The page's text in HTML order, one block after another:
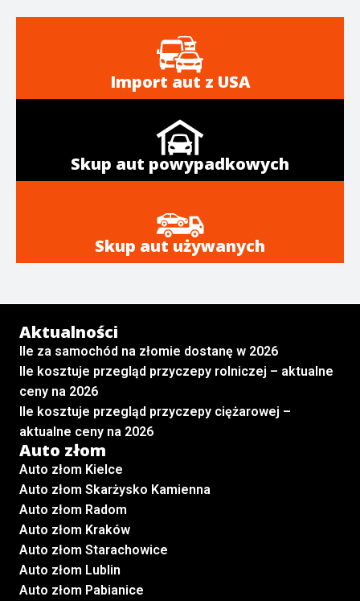
Import aut z USA
Skup aut powypadkowych
Skup aut używanych
Aktualności
Ile za samochód na złomie dostanę w 2026
Ile kosztuje przegląd przyczepy rolniczej – aktualne
ceny na 2026
Ile kosztuje przegląd przyczepy ciężarowej –
aktualne ceny na 2026
Auto złom
Auto złom Kielce
Auto złom Skarżysko Kamienna
Auto złom Radom
Auto złom Kraków
Auto złom Starachowice
Auto złom Lublin
Auto złom Pabianice